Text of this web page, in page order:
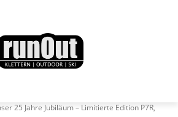
25 Jahre Jubiläum – Limitierte Edition P7R,